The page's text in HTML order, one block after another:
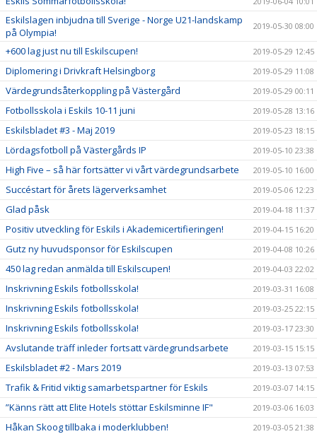
Eskilslagen inbjudna till Sverige - Norge U21-landskamp
på Olympia!
2019-05-30 08:00
+600 lag just nu till Eskilscupen! 2019-05-29 12:45
Diplomering i Drivkraft Helsingborg 2019-05-29 11:08
Värdegrundsåterkoppling på Västergård 2019-05-29 00:11
Fotbollsskola i Eskils 10-11 juni 2019-05-28 13:16
Eskilsbladet #3 - Maj 2019 2019-05-23 18:15
Lördagsfotboll på Västergårds IP 2019-05-10 23:38
High Five – så här fortsätter vi vårt värdegrundsarbete 2019-05-10 16:00
Succéstart för årets lägerverksamhet 2019-05-06 12:23
Glad påsk 2019-04-18 11:37
Positiv utveckling för Eskils i Akademicertifieringen! 2019-04-15 16:20
Gutz ny huvudsponsor för Eskilscupen 2019-04-08 10:26
450 lag redan anmälda till Eskilscupen! 2019-04-03 22:02
Inskrivning Eskils fotbollsskola! 2019-03-31 16:08
Inskrivning Eskils fotbollsskola! 2019-03-25 22:15
Inskrivning Eskils fotbollsskola! 2019-03-17 23:30
Avslutande träff inleder fortsatt värdegrundsarbete 2019-03-15 15:15
Eskilsbladet #2 - Mars 2019 2019-03-13 07:53
Trafik & Fritid viktig samarbetspartner för Eskils 2019-03-07 14:15
”Känns rätt att Elite Hotels stöttar Eskilsminne IF" 2019-03-06 16:03
Håkan Skoog tillbaka i moderklubben! 2019-03-05 21:38